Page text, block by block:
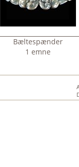
Bæltespænder
1 emne